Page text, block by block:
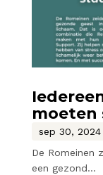
moeten
sep 30, 2024
De Romeinen
een gezond...